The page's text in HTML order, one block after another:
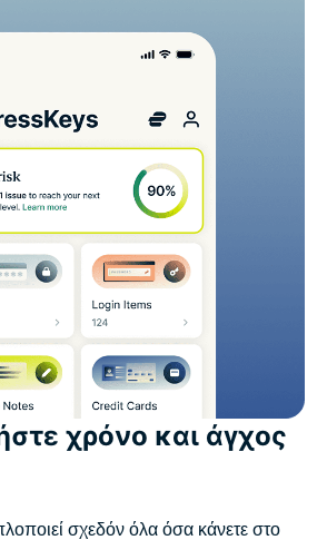
χρόνο και άγχος
σχεδόν όλα όσα κάνετε στο